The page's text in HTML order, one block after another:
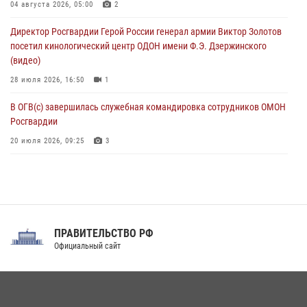
Военнослужащие Софринской бригады Росгвардии встретились с
дорогой к Победе в СВО» (видео)
2 1
04 августа 2026, 05:00 2
Директор Росгвардии Герой России генерал армии Виктор Золотов
посетил кинологический центр ОДОН имени Ф.Э. Дзержинского
(видео)
28 июля 2026, 16:50 1
В ОГВ(с) завершилась служебная командировка сотрудников ОМОН
Росгвардии
20 июля 2026, 09:25 3
Праздник «Один день с Росгвардией» к 105-летию Центрального
ПРАВИТЕЛЬСТВО РФ
Официальный сайт